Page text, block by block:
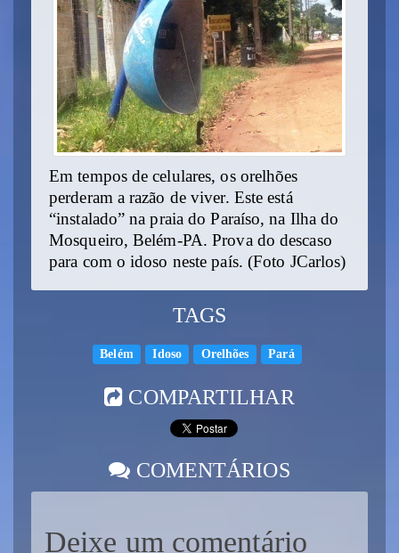
Em tempos de celulares, os orelhões
perderam a razão de viver. Este está
“instalado” na praia do Paraíso, na Ilha do
Mosqueiro, Belém-PA. Prova do descaso
para com o idoso neste país. (Foto JCarlos)
TAGS
Belém Idoso Orelhões Pará
COMPARTILHAR
COMENTÁRIOS
Deixe um comentário